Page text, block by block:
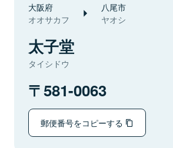
大阪府
オオサカフ
八尾市
ヤオシ
太子堂
タイシドウ
581-0063
郵便番号をコピーする